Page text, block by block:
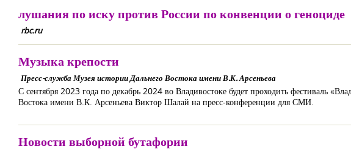
лушания по иску против России по конвенции о геноциде
rbc.ru
Музыка крепости
Пресс-служба Музея истории Дальнего Востока имени В.К. Арсеньева
С сентября 2023 года по декабрь 2024 во Владивостоке будет проходить фестиваль
Востока имени В.К. Арсеньева Виктор Шалай на пресс-конференции для СМИ.
Новости выборной бутафории